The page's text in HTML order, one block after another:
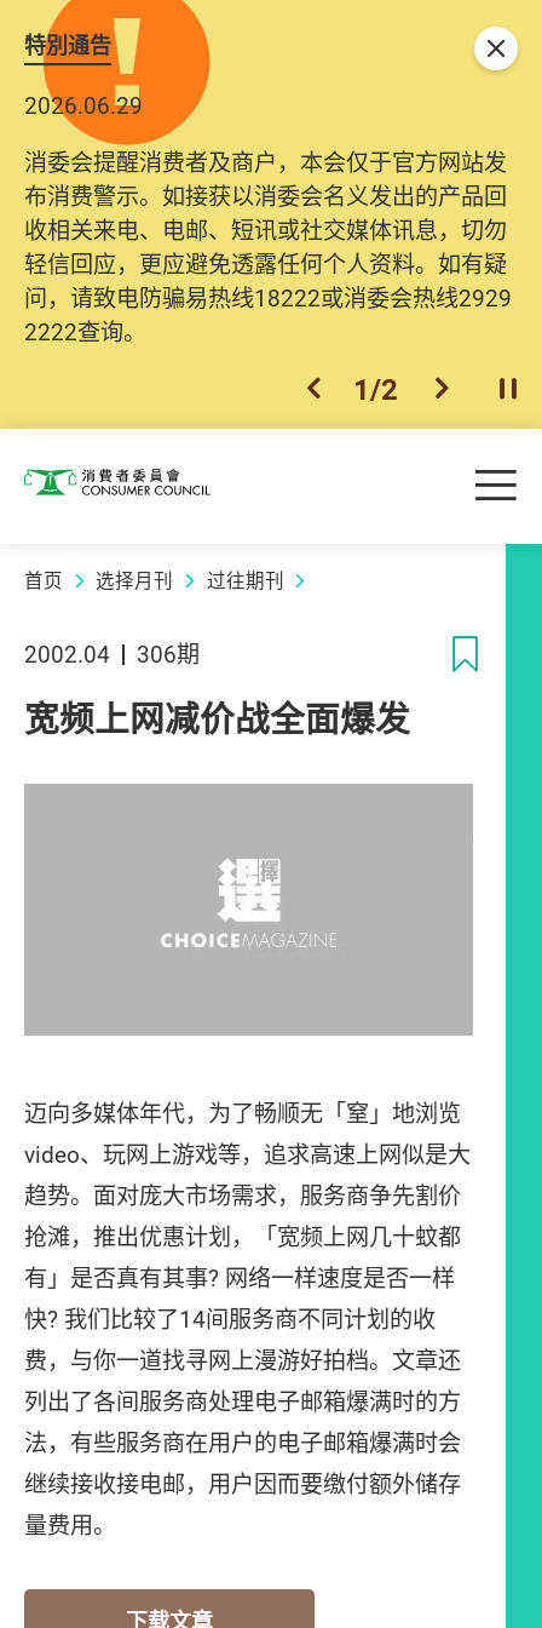
特別通告
2026.06.29
消委会提醒消费者及商户，本会仅于官方网站发
布消费警示。如接获以消委会名义发出的产品回
收相关来电、电邮、短讯或社交媒体讯息，切勿
轻信回应，更应避免透露任何个人资料。如有疑
问，请致电防骗易热线18222或消委会热线2929
2222查询。
上一个
1/2 下一个开
关闭
消费者委员会 目
首页 选择月刊 过往期刊
2002.04 306期
宽频上网减价战全面爆发
迈向多媒体年代，为了畅顺无「窒」地浏览
video、玩网上游戏等，追求高速上网似是大
趋势。面对庞大市场需求，服务商争先割价
抢滩，推出优惠计划，「宽频上网几十蚊都
有」是否真有其事? 网络一样速度是否一样
快? 我们比较了14间服务商不同计划的收
费，与你一道找寻网上漫游好拍档。文章还
列出了各间服务商处理电子邮箱爆满时的方
法，有些服务商在用户的电子邮箱爆满时会
继续接收接电邮，用户因而要缴付额外储存
量费用。
下载文章